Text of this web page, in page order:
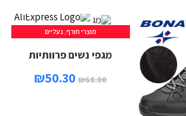
מוצרי חורף נעליים
מגפי נשים פרוותיות
₪68.00
₪50.30